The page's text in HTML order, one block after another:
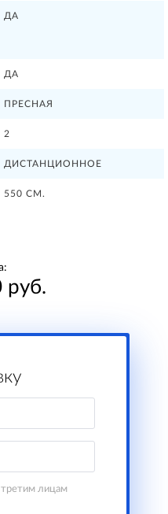
ДА
ДА
ПРЕСНАЯ
2
ДИСТАНЦИОННОЕ
550 СМ.
руб.
лицам